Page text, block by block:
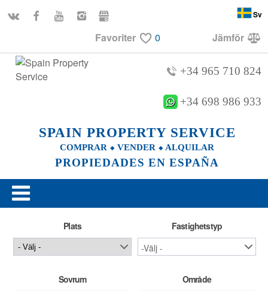
Favoriter 0 Jämför
Sv
SPAIN PROPERTY SERVICE
COMPRAR ⬥ VENDER ⬥ ALQUILAR
PROPIEDADES EN ESPAÑA
+34 965 710 824
+34 698 986 933
Plats Fastighetstyp
Sovrum Område